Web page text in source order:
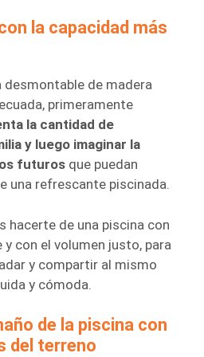
la capacidad más
desmontable de madera
primeramente
la cantidad de
y luego imaginar la
futuros que puedan
una refrescante piscinada.
hacerte de una piscina con
con el volumen justo, para
y compartir al mismo
y cómoda.
de la piscina con
del terreno